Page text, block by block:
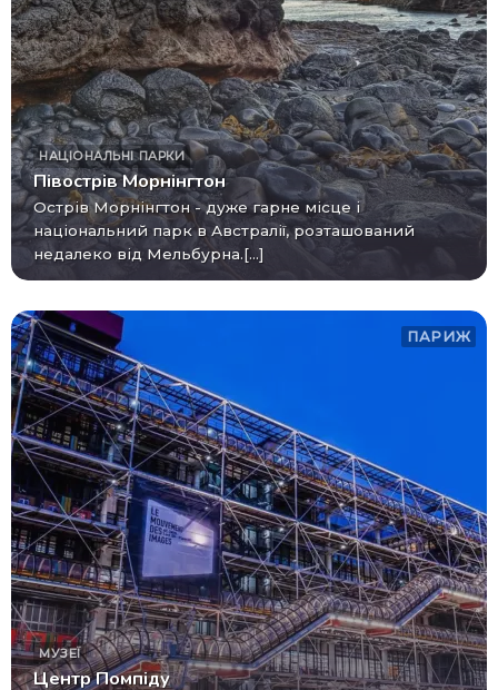
НАЦІОНАЛЬНІ ПАРКИ
Півострів Морнінгтон
Острів Морнінгтон - дуже гарне місце і
національний парк в Австралії, розташований
недалеко від Мельбурна.[...]
ПАРИЖ
МУЗЕЇ
Центр Помпіду